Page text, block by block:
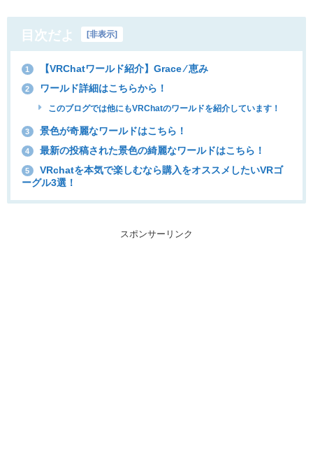
目次だよ [非表示]
1 【VRChatワールド紹介】Grace ⁄ 恵み
2 ワールド詳細はこちらから！
このブログでは他にもVRChatのワールドを紹介しています！
3 景色が奇麗なワールドはこちら！
4 最新の投稿された景色の綺麗なワールドはこちら！
5
VRchatを本気で楽しむなら購入をオススメしたいVRゴ
ーグル3選！
スポンサーリンク